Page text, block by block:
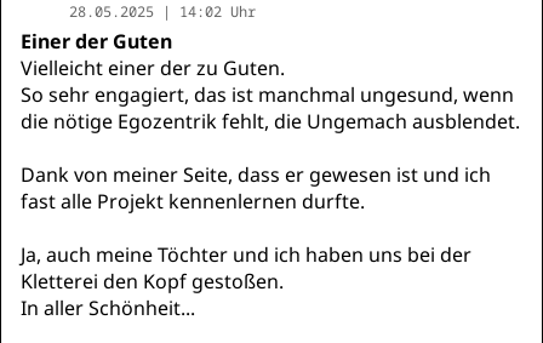
28.05.2025 | 14:02 Uhr
Einer der Guten
Vielleicht einer der zu Guten.
So sehr engagiert, das ist manchmal ungesund, wenn
die nötige Egozentrik fehlt, die Ungemach ausblendet.
Dank von meiner Seite, dass er gewesen ist und ich
fast alle Projekt kennenlernen durfte.
Ja, auch meine Töchter und ich haben uns bei der
Kletterei den Kopf gestoßen.
In aller Schönheit...